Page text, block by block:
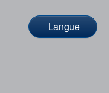
Langue